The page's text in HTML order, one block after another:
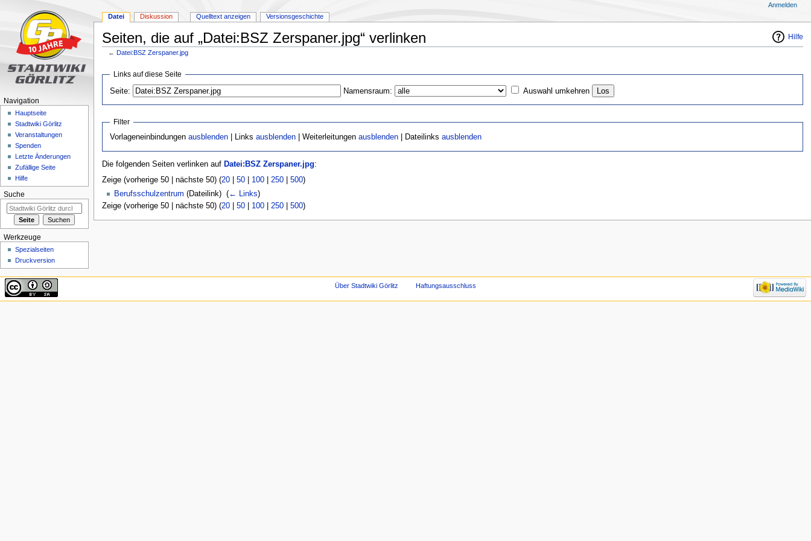
Hilfe
Seiten, die auf „Datei:BSZ Zerspaner.jpg“ verlinken
←Datei:BSZ Zerspaner.jpg
springen
springen
Links auf diese Seite
Seite: Namensraum: Auswahl umkehren
Filter
Vorlageneinbindungenausblenden | Linksausblenden | Weiterleitungenausblenden | Dateilinksausblenden
Die folgenden Seiten verlinken auf Datei:BSZ Zerspaner.jpg:
Zeige (vorherige 50 | nächste 50) (20| 50| 100| 250| 500)
Berufsschulzentrum (Dateilink) ‎ (← Links)
Zeige (vorherige 50 | nächste 50) (20| 50| 100| 250| 500)
Datei Diskussion Quelltext anzeigen Versionsgeschichte
Anmelden
Navigation
Hauptseite
Stadtwiki Görlitz
Veranstaltungen
Spenden
Letzte Änderungen
Zufällige Seite
Hilfe
Suche
Werkzeuge
Spezialseiten
Druckversion
Über Stadtwiki Görlitz Haftungsausschluss